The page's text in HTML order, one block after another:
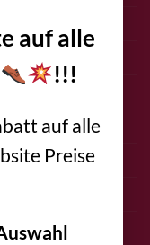
auf alle
!!!
auf alle
Preise